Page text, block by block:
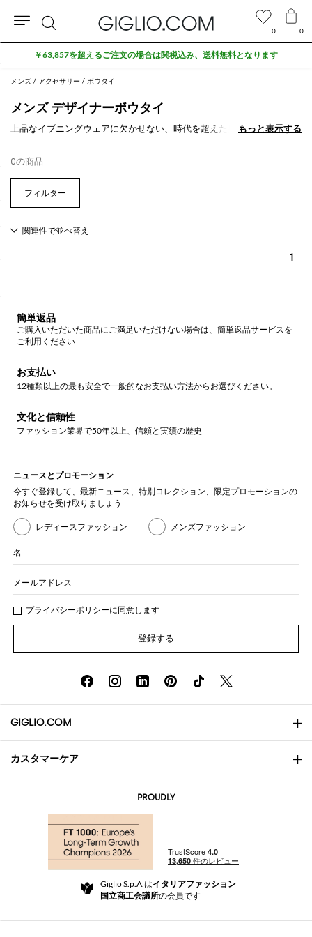
メンズ アクセサリー ボウタイ
メンズ デザイナーボウタイ
上品なイブニングウェアに欠かせない、時代を超えた男性のマストアイ
もっと表示する
もっと表示する
0の商品
1
0 0
検
索
￥63,857を超えるご注文の場合は関税込み、送料無料となります
簡単返品
ご購入いただいた商品にご満足いただけない場合は、簡単返品サービスを
ご利用ください
お支払い
12種類以上の最も安全で一般的なお支払い方法からお選びください。
文化と信頼性
ファッション業界で50年以上、信頼と実績の歴史
ニュースとプロモーション
今すぐ登録して、最新ニュース、特別コレクション、限定プロモーションの
お知らせを受け取りましょう
レディースファッション メンズファッション
名
メールアドレス
プライバシーポリシーに同意します
登録する
GIGLIO.COM
会社概要
Community Store
カスタマーケア
返品と返金
For a safe shopping experience
Security Communication
PROUDLY
Giglio S.p.A.はイタリアファッション
国立商工会議所の会員です